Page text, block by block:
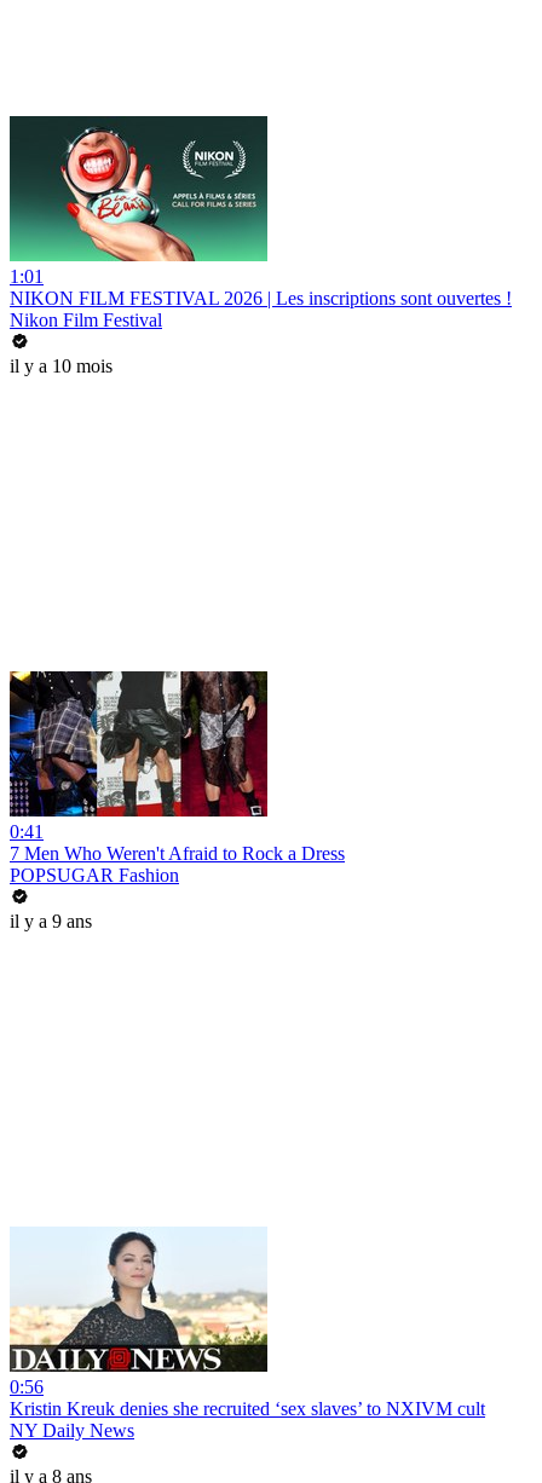
1:01
NIKON FILM FESTIVAL 2026 | Les inscriptions sont ouvertes !
Nikon Film Festival
il y a 10 mois
0:41
7 Men Who Weren't Afraid to Rock a Dress
POPSUGAR Fashion
il y a 9 ans
0:56
Kristin Kreuk denies she recruited ‘sex slaves’ to NXIVM cult
NY Daily News
il y a 8 ans